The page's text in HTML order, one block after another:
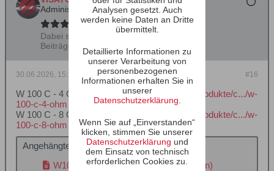
Administrator
Dabei seit:
Beiträge:
#16
30.06.2026, 15:20
W 100 C - 4 Ohm:
https://www.visaton.de/de/produkte/c.../w-
100-c-4-ohm
W 100 C - 8 Ohm:
https://www.visaton.de/de/produkte/c.../w-
100-c-8-ohm
Angehängte Dateien
W100C-4.bch (52,6 KB, 20x aufgerufen)
Analysen gesetzt. Auch
werden keine Daten an Dritte
übermittelt.
Detaillierte Informationen zu
unserer Verarbeitung von
personenbezogenen
Informationen erhalten Sie in
unserer
Datenschutzerklärung
Wenn Sie auf „Einverstanden“
klicken, stimmen Sie unserer
Datenschutzerklärung und
dem Einsatz von technisch
erforderlichen Cookies zu.